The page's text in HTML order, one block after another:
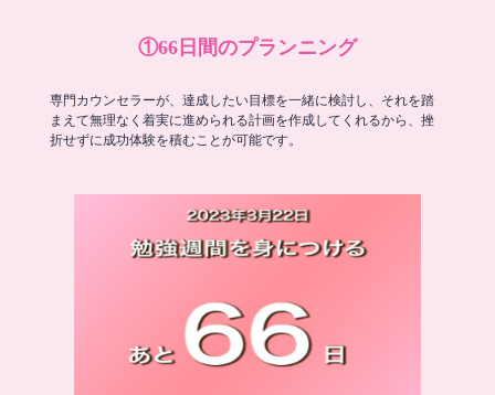
①66日間のプランニング
専門カウンセラーが、達成したい目標を一緒に検討し、それを踏
まえて無理なく着実に進められる計画を作成してくれるから、挫
折せずに成功体験を積むことが可能です。